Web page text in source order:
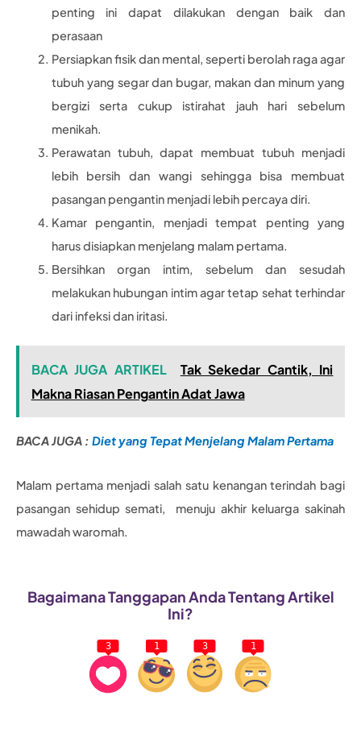
penting ini dapat dilakukan dengan baik dan
perasaan
Persiapkan fisik dan mental, seperti berolah raga agar
tubuh yang segar dan bugar, makan dan minum yang
bergizi serta cukup istirahat jauh hari sebelum
menikah.
Perawatan tubuh, dapat membuat tubuh menjadi
lebih bersih dan wangi sehingga bisa membuat
pasangan pengantin menjadi lebih percaya diri.
Kamar pengantin, menjadi tempat penting yang
harus disiapkan menjelang malam pertama.
Bersihkan organ intim, sebelum dan sesudah
melakukan hubungan intim agar tetap sehat terhindar
dari infeksi dan iritasi.
BACA JUGA ARTIKEL
Tak Sekedar Cantik, Ini
Makna Riasan Pengantin Adat Jawa
BACA JUGA : Diet yang Tepat Menjelang Malam Pertama
Malam pertama menjadi salah satu kenangan terindah bagi
pasangan sehidup semati, menuju akhir keluarga sakinah
mawadah waromah.
Bagaimana Tanggapan Anda Tentang Artikel
Ini?
3 1 3 1